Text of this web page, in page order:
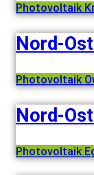
Photovoltaik
Nord-
Photovoltaik
Nord-
Photovoltaik